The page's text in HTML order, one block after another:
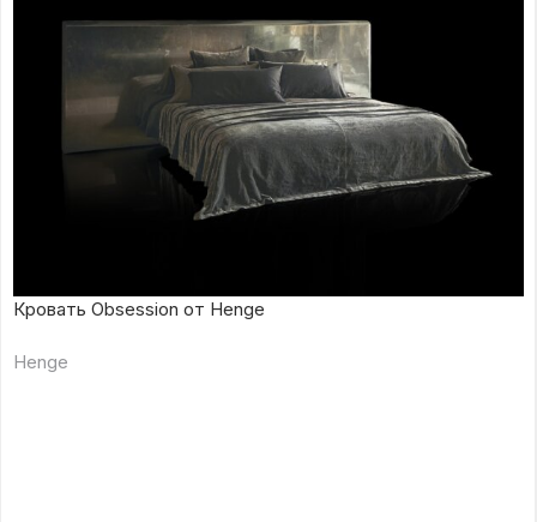
Кровать Obsession от Henge
Henge